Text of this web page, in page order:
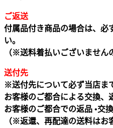
ご返送
付属品付き商品の場合は、必
い。
（※送料着払いございません
送付先
※送付先について必ず当店ま
お客様のご都合による交換、
お客様のご都合での返品 •交換
（※返還、再配達の送料はお